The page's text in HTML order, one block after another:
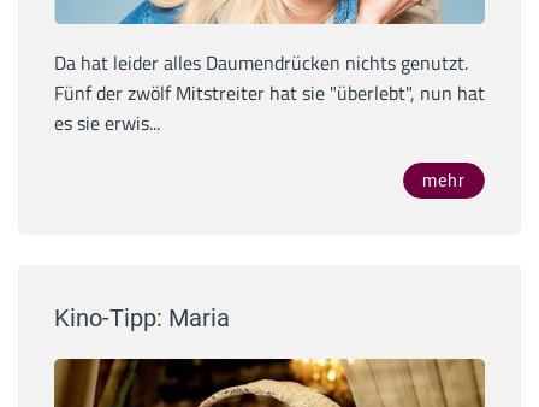
Da hat leider alles Daumendrücken nichts genutzt.
Fünf der zwölf Mitstreiter hat sie "überlebt", nun hat
es sie erwis...
mehr
Kino-Tipp: Maria